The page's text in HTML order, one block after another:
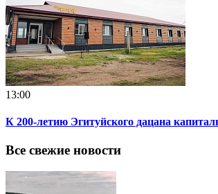
13:00
К 200-летию Эгитуйского дацана
Все свежие новости